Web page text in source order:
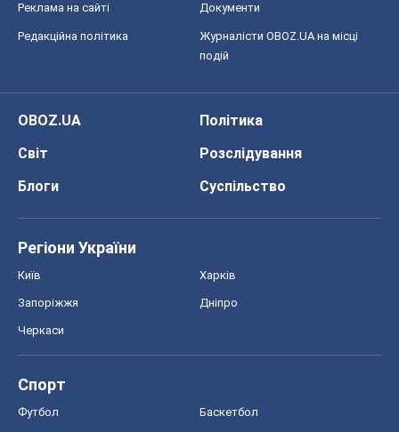
Реклама на сайті Документи
Редакційна політика
Журналісти OBOZ.UA на місці
подій
OBOZ.UA
Політика
Світ
Розслідування
Блоги
Суспільство
Регіони України
Київ Харків
Запоріжжя Дніпро
Черкаси
Спорт
Футбол Баскетбол